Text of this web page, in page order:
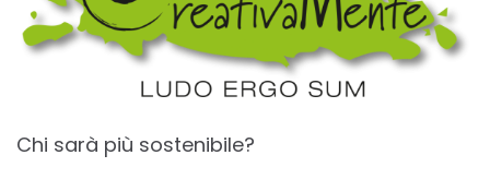
Chi sarà più sostenibile?